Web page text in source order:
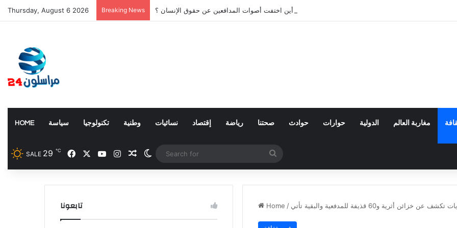
Thursday, August 6 2026 Breaking News بعد تعنيف المغاربة في سبتة.. أين اختفت أصوات المدافعين عن حقوق الإنسان ؟
HOME سياسة تكنولوجيا وطنية نسائيات إقتصاد رياضة صحتنا حوادث حوارات الدولية مغاربة العالم
SALE 29 ℃ Facebook YouTubeInstagramRandom Article
Switch skin
for
Home / تابعونا